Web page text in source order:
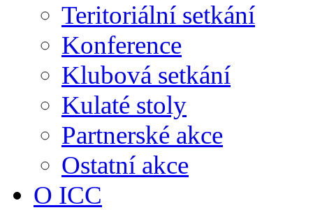
Teritoriální setkání
Konference
Klubová setkání
Kulaté stoly
Partnerské akce
Ostatní akce
O ICC